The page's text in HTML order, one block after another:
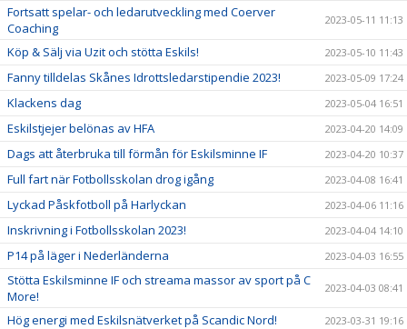
Fortsatt spelar- och ledarutveckling med Coerver
Coaching
2023-05-11 11:13
Köp & Sälj via Uzit och stötta Eskils! 2023-05-10 11:43
Fanny tilldelas Skånes Idrottsledarstipendie 2023! 2023-05-09 17:24
Klackens dag 2023-05-04 16:51
Eskilstjejer belönas av HFA 2023-04-20 14:09
Dags att återbruka till förmån för Eskilsminne IF 2023-04-20 10:37
Full fart när Fotbollsskolan drog igång 2023-04-08 16:41
Lyckad Påskfotboll på Harlyckan 2023-04-06 11:16
Inskrivning i Fotbollsskolan 2023! 2023-04-04 14:10
P14 på läger i Nederländerna 2023-04-03 16:55
Stötta Eskilsminne IF och streama massor av sport på C
More!
2023-04-03 08:41
Hög energi med Eskilsnätverket på Scandic Nord! 2023-03-31 19:16